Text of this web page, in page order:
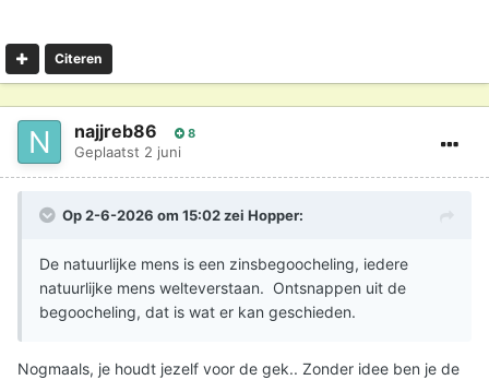
Citeren
najjreb86 8
Geplaatst 2 juni
Op 2-6-2026 om 15:02 zei Hopper:
De natuurlijke mens is een zinsbegoocheling, iedere
natuurlijke mens welteverstaan. Ontsnappen uit de
begoocheling, dat is wat er kan geschieden.
Nogmaals, je houdt jezelf voor de gek.. Zonder idee ben je de